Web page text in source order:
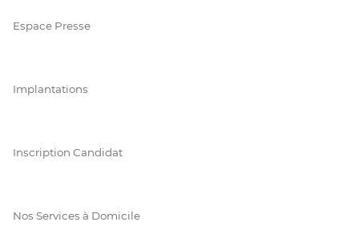
Espace Presse
Implantations
Inscription Candidat
Nos Services à Domicile